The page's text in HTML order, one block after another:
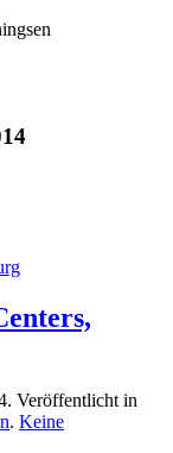
. Veröffentlicht in
. Keine